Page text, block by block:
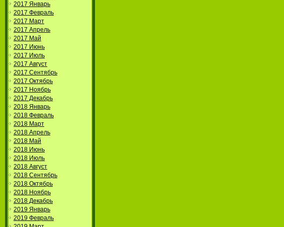
2017 Январь
2017 Февраль
2017 Март
2017 Апрель
2017 Май
2017 Июнь
2017 Июль
2017 Август
2017 Сентябрь
2017 Октябрь
2017 Ноябрь
2017 Декабрь
2018 Январь
2018 Февраль
2018 Март
2018 Апрель
2018 Май
2018 Июнь
2018 Июль
2018 Август
2018 Сентябрь
2018 Октябрь
2018 Ноябрь
2018 Декабрь
2019 Январь
2019 Февраль